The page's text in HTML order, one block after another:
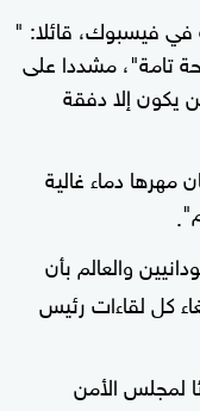
فيسبوك، قائلا: "
تامة"، مشددا على
يكون إلا دفقة
مهرها دماء غالية
.
والعالم بأن
كل لقاءات رئيس
لمجلس الأمن